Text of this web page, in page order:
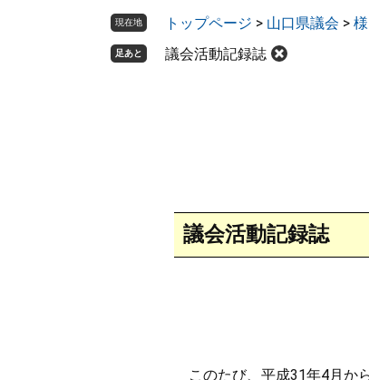
e
ス
現在地 トップページ > 山口県議会 >
足あと 議会活動記録誌
本
文
議会活動記録誌
このたび、平成31年4月か